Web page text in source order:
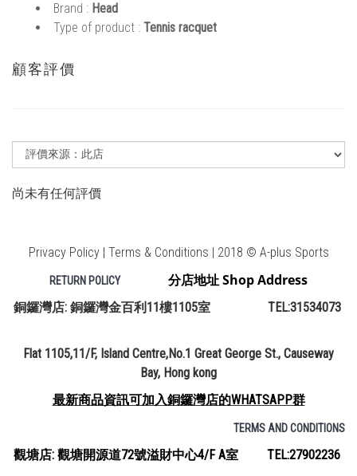
Brand : Head
Type of product : Tennis racquet
顧客評價
尚未有任何評價
Privacy Policy | Terms & Conditions | 2018 © A-plus Sports
RETURN POLICY 分店地址 Shop Address
銅鑼灣店: 銅鑼灣金百利11樓1105室 TEL:31534073
Flat 1105,11/F, Island Centre,No.1 Great George St., Causeway
Bay, Hong kong
最新商品資訊可加入銅鑼灣店的WHATSAPP群
TERMS AND CONDITIONS
觀塘店: 觀塘開源道72號溢財中心4/F A室 TEL:27902236